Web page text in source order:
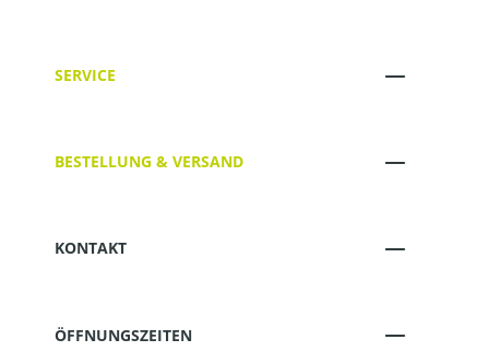
SERVICE
BESTELLUNG & VERSAND
KONTAKT
ÖFFNUNGSZEITEN